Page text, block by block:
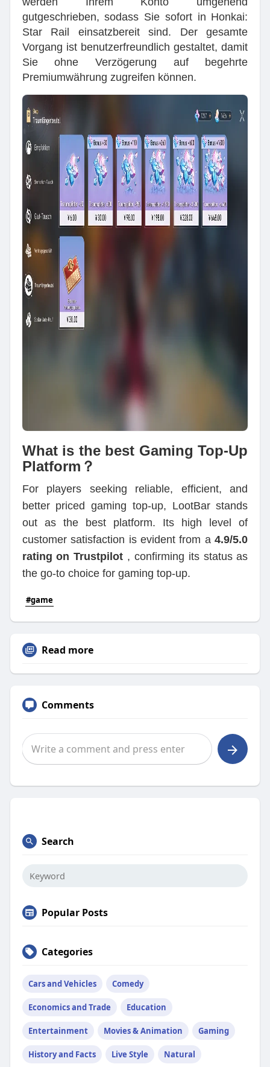
gutgeschrieben, sodass Sie sofort in Honkai:
Star Rail einsatzbereit sind. Der gesamte
Vorgang ist benutzerfreundlich gestaltet, damit
Sie ohne Verzögerung auf begehrte
Premiumwährung zugreifen können.
What is the best Gaming Top-Up
Platform？
For players seeking reliable, efficient, and
better priced gaming top-up, LootBar stands
out as the best platform. Its high level of
customer satisfaction is evident from a4.9/5.0
rating on Trustpilot , confirming its status as
the go-to choice for gaming top-up.
#game
Read more
Comments
Search
Popular Posts
Categories
Cars and Vehicles Comedy
Economics and Trade Education
Entertainment Movies & Animation Gaming
History and Facts Live Style Natural